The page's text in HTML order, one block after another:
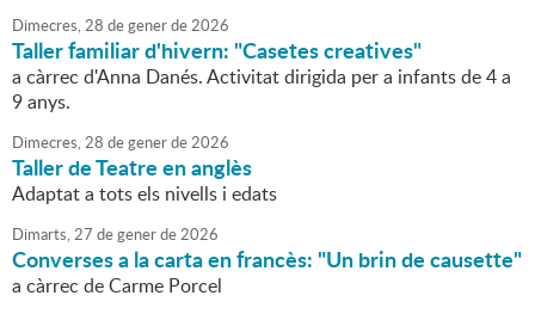
Dimecres,28 degenerde2026
Taller familiar d'hivern: "Casetes creatives"
a càrrec d'Anna Danés. Activitat dirigida per a infants de 4 a
9 anys.
Dimecres,28 degenerde2026
Taller de Teatre en anglès
Adaptat a tots els nivells i edats
Dimarts,27 degenerde2026
Converses a la carta en francès: "Un brin de causette"
a càrrec de Carme Porcel